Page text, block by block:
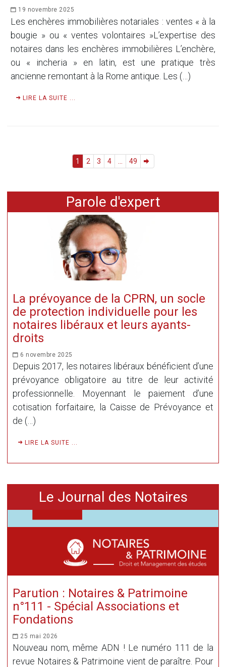
19 novembre 2025
Les enchères immobilières notariales : ventes « à la
bougie » ou « ventes volontaires »L’expertise des
notaires dans les enchères immobilières L’enchère,
ou « incheria » en latin, est une pratique très
ancienne remontant à la Rome antique. Les (…)
LIRE LA SUITE ...
1 2 3 4 49
Parole d'expert
La prévoyance de la CPRN, un socle
de protection individuelle pour les
notaires libéraux et leurs ayants-
droits
6 novembre 2025
Depuis 2017, les notaires libéraux bénéficient d’une
prévoyance obligatoire au titre de leur activité
professionnelle. Moyennant le paiement d’une
cotisation forfaitaire, la Caisse de Prévoyance et
de (…)
LIRE LA SUITE ...
Le Journal des Notaires
Parution : Notaires & Patrimoine
n°111 - Spécial Associations et
Fondations
25 mai 2026
Nouveau nom, même ADN ! Le numéro 111 de la
revue Notaires & Patrimoine vient de paraître. Pour